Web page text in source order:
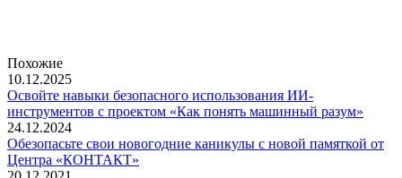
Похожие
10.12.2025
Освойте навыки безопасного использования ИИ-
инструментов с проектом «Как понять машинный разум»
24.12.2024
Обезопасьте свои новогодние каникулы с новой памяткой от
Центра «КОНТАКТ»